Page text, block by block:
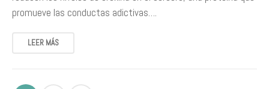
promueve las conductas adictivas….
LEER MÁS